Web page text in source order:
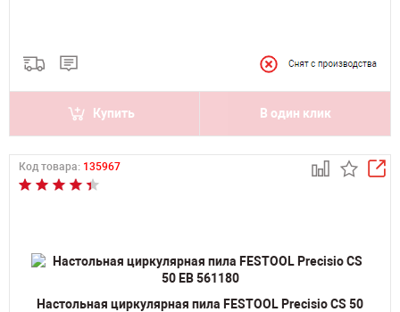
Купить В один клик
Код товара: 135967
Настольная циркулярная пила FESTOOL Precisio CS 50